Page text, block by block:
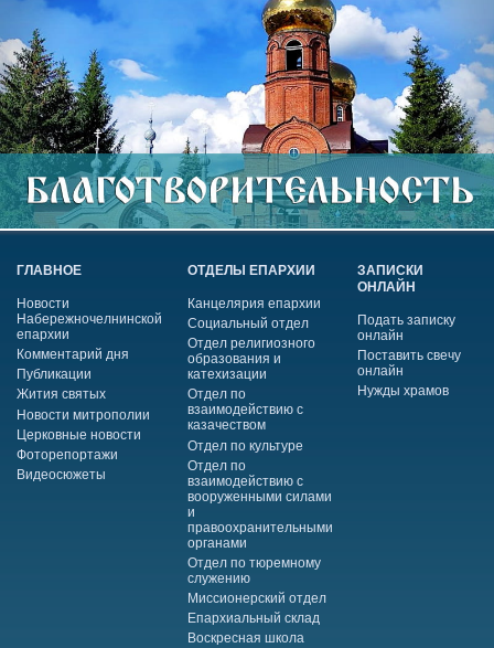
ГЛАВНОЕ
Новости
Набережночелнинской
епархии
Комментарий дня
Публикации
Жития святых
Новости митрополии
Церковные новости
Фоторепортажи
Видеосюжеты
ОТДЕЛЫ ЕПАРХИИ
Канцелярия епархии
Социальный отдел
Отдел религиозного
образования и
катехизации
Отдел по
взаимодействию с
казачеством
Отдел по культуре
Отдел по
взаимодействию с
вооруженными силами
и
правоохранительными
органами
Отдел по тюремному
служению
Миссионерский отдел
Епархиальный склад
Воскресная школа
ЗАПИСКИ
ОНЛАЙН
Подать записку
онлайн
Поставить свечу
онлайн
Нужды храмов